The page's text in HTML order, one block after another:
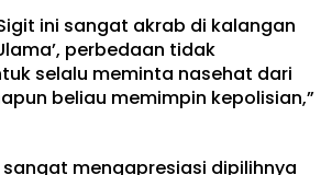
ini sangat akrab di kalangan
perbedaan tidak
selalu meminta nasehat dari
beliau memimpin kepolisian,”
sangat mengapresiasi dipilihnya